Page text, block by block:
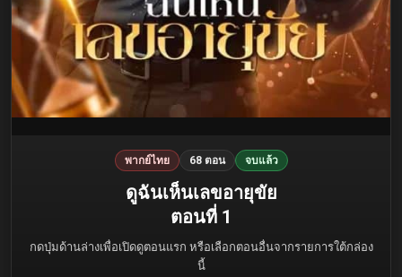
พากย์ไทย 68 ตอน จบแล้ว
ดูฉันเห็นเลขอายุขัย
ตอนที่ 1
กดปุ่มด้านล่างเพื่อเปิดดูตอนแรก หรือเลือกตอนอื่นจากรายการใต้กล่อง
นี้